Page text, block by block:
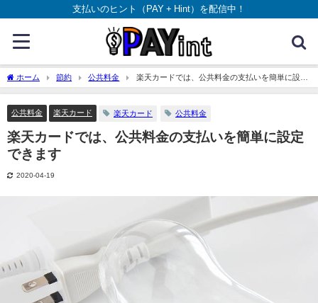
支払いのヒント（PAY + Hint）を配信中！
ホーム 節約 公共料金
楽天カードでは、公共料金の支払いを簡単に設定
できます
公共料金 楽天カード 楽天カード 公共料金
楽天カードでは、公共料金の支払いを簡単に設定
できます
2020-04-19